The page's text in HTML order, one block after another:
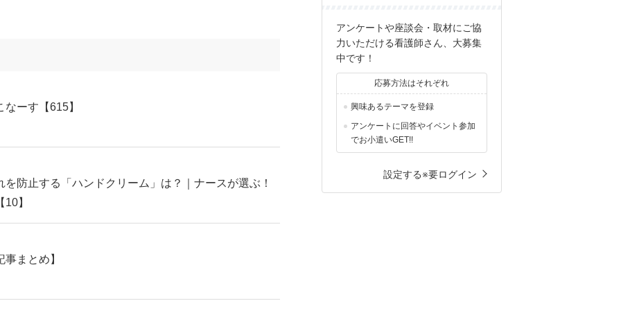
ーす【615】
防止する「ハンドクリーム」は？｜ナースが選ぶ！
】
まとめ】
アンケートや座談会・取材にご協
力いただける看護師さん、大募集
中です！
応募方法はそれぞれ
興味あるテーマを登録
アンケートに回答やイベント参加
でお小遣いGET!!
設定する※要ログイン